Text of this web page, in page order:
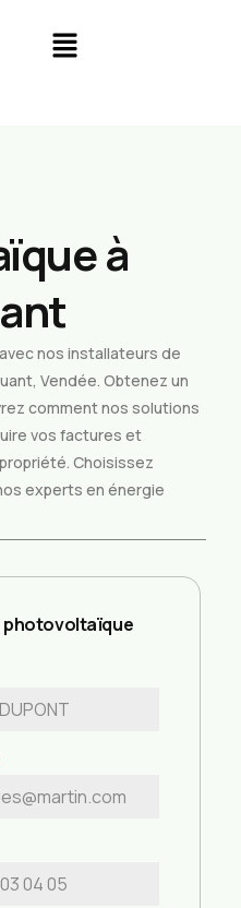
à
nos installateurs de
Vendée. Obtenez un
comment nos solutions
vos factures et
Choisissez
experts en énergie
photovoltaïque